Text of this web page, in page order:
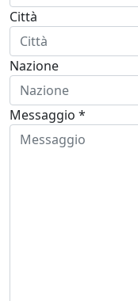
Città
Nazione
Messaggio *